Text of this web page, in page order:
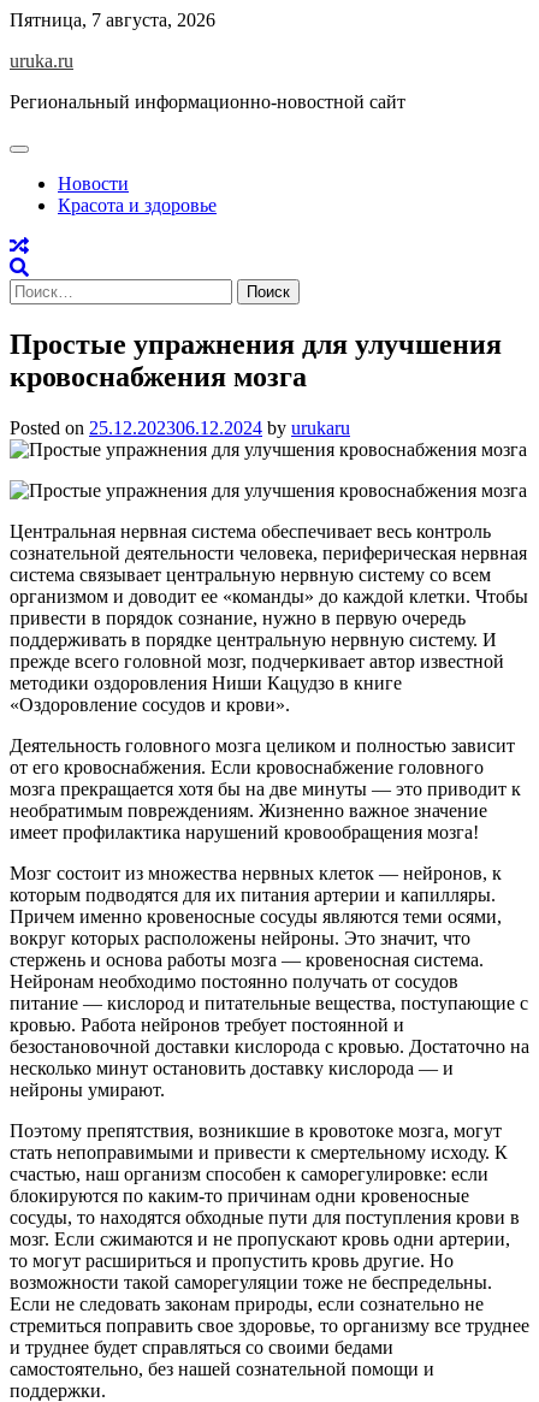
Skip
content
Пятница, 7 августа, 2026
uruka.ru
Региональный информационно-новостной сайт
Новости
Красота и здоровье
Найти:
Простые упражнения для улучшения
кровоснабжения мозга
Posted on 25.12.202306.12.2024 by urukaru
Центральная нервная система обеспечивает весь контроль
сознательной деятельности человека, периферическая нервная
система связывает центральную нервную систему со всем
организмом и доводит ее «команды» до каждой клетки. Чтобы
привести в порядок сознание, нужно в первую очередь
поддерживать в порядке центральную нервную систему. И
прежде всего головной мозг, подчеркивает автор известной
методики оздоровления Ниши Кацудзо в книге
«Оздоровление сосудов и крови».
Деятельность головного мозга целиком и полностью зависит
от его кровоснабжения. Если кровоснабжение головного
мозга прекращается хотя бы на две минуты — это приводит к
необратимым повреждениям. Жизненно важное значение
имеет профилактика нарушений кровообращения мозга!
Мозг состоит из множества нервных клеток — нейронов, к
которым подводятся для их питания артерии и капилляры.
Причем именно кровеносные сосуды являются теми осями,
вокруг которых расположены нейроны. Это значит, что
стержень и основа работы мозга — кровеносная система.
Нейронам необходимо постоянно получать от сосудов
питание — кислород и питательные вещества, поступающие с
кровью. Работа нейронов требует постоянной и
безостановочной доставки кислорода с кровью. Достаточно на
несколько минут остановить доставку кислорода — и
нейроны умирают.
Поэтому препятствия, возникшие в кровотоке мозга, могут
стать непоправимыми и привести к смертельному исходу. К
счастью, наш организм способен к саморегулировке: если
блокируются по каким-то причинам одни кровеносные
сосуды, то находятся обходные пути для поступления крови в
мозг. Если сжимаются и не пропускают кровь одни артерии,
то могут расшириться и пропустить кровь другие. Но
возможности такой саморегуляции тоже не беспредельны.
Если не следовать законам природы, если сознательно не
стремиться поправить свое здоровье, то организму все труднее
и труднее будет справляться со своими бедами
самостоятельно, без нашей сознательной помощи и
поддержки.